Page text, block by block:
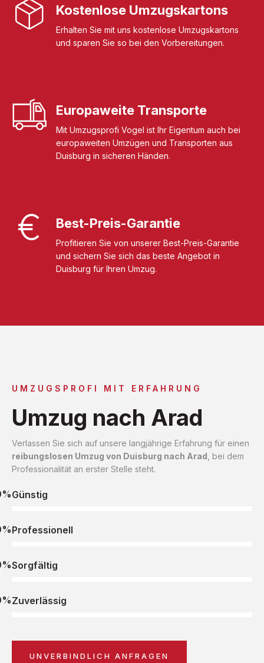
Kostenlose Umzugskartons
Erhalten Sie mit uns kostenlose Umzugskartons
und sparen Sie so bei den Vorbereitungen.
Europaweite Transporte
Mit Umzugsprofi Vogel ist Ihr Eigentum auch bei
europaweiten Umzügen und Transporten aus
Duisburg in sicheren Händen.
Best-Preis-Garantie
Profitieren Sie von unserer Best-Preis-Garantie
und sichern Sie sich das beste Angebot in
Duisburg für Ihren Umzug.
UMZUGSPROFI MIT ERFAHRUNG
Umzug nach Arad
Verlassen Sie sich auf unsere langjährige Erfahrung für einen
reibungslosen Umzug von Duisburg nach Arad , bei dem
Professionalität an erster Stelle steht.
Günstig
Professionell
Sorgfältig
Zuverlässig
UNVERBINDLICH ANFRAGEN